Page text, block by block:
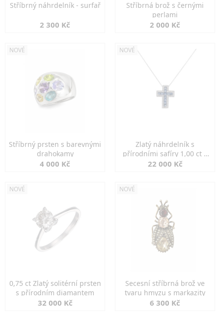
Stříbrný náhrdelník - surfař
2 300 Kč
Stříbrná brož s černými
perlami
2 000 Kč
NOVÉ
Stříbrný prsten s barevnými
drahokamy
4 000 Kč
NOVÉ
Zlatý náhrdelník s
přírodními safíry 1,00 ct a
diamanty
22 000 Kč
NOVÉ
0,75 ct Zlatý solitérní prsten
s přírodním diamantem
32 000 Kč
NOVÉ
Secesní stříbrná brož ve
tvaru hmyzu s markazity
6 300 Kč